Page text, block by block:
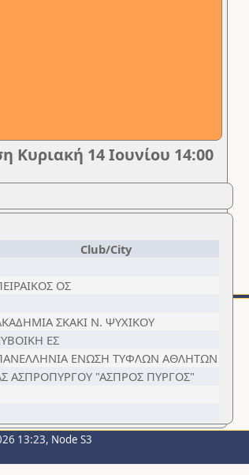
Κυριακή 14 Ιουνίου 14:00
Club/City
ΟΣ
ΣΚΑΚΙ Ν. ΨΥΧΙΚΟΥ
ΕΣ
ΕΝΩΣΗ ΤΥΦΛΩΝ ΑΘΛΗΤΩΝ
ΑΣΠΡΟΠΥΡΓΟΥ "ΑΣΠΡΟΣ ΠΥΡΓΟΣ"
13:23, Node S3